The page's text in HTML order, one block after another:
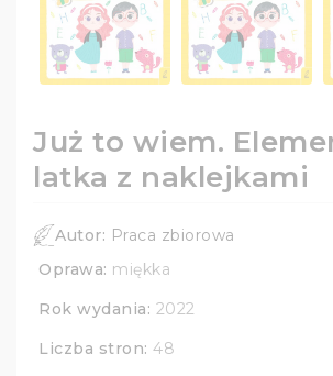
Już to wiem.
latka z naklejkami
Autor: Praca zbiorowa
Oprawa: miękka
Rok wydania: 2022
Liczba stron: 48